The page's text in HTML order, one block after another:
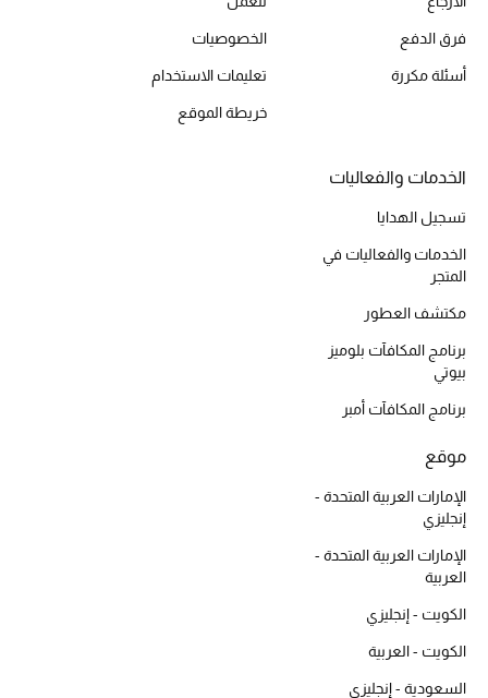
المجوهرات
أبرز المصممين
إكسسوارات للرجال
مجوهرات فاخرة للأطفال
ساعات
هدايا مُعبرة
تسوقوا المجوهرات
فرق الدفع
أسئلة مكررة
الخصوصيات
تعليمات الاستخدام
خريطة الموقع
الخدمات والفعاليات
تسجيل الهدايا
الخدمات والفعاليات في
المتجر
مكتشف العطور
برنامج المكافآت بلوميز
بيوتي
برنامج المكافآت أمبر
موقع
الإمارات العربية المتحدة -
إنجليزي
الإمارات العربية المتحدة -
العربية
الكويت - إنجليزي
الكويت - العربية
السعودية - إنجليزي